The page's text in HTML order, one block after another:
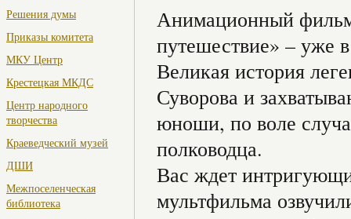
Решения думы
Приказы комитета
МКУ Центр
Крестецкая МКДС
Центр народного
творчества
Краеведческий музей
ДШИ
Межпоселенческая
библиотека
Анимационный
путешествие» – уже
Великая история
Суворова и
юноши, по воле
полководца.
Вас ждет
мультфильма